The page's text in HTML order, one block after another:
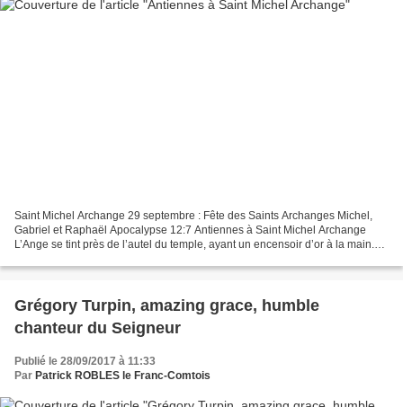
Saint Michel Archange 29 septembre : Fête des Saints Archanges Michel,
Gabriel et Raphaël Apocalypse 12:7 Antiennes à Saint Michel Archange
L’Ange se tint près de l’autel du temple, ayant un encensoir d’or à la main.
Grégory Turpin, amazing grace, humble
chanteur du Seigneur
Publié le 28/09/2017 à 11:33
Par Patrick ROBLES le Franc-Comtois